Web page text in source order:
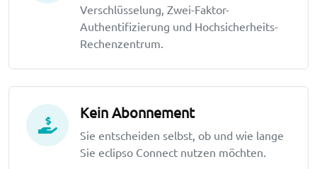
Verschlüsselung, Zwei-Faktor-
Authentifizierung und Hochsicherheits-
Rechenzentrum.
Kein Abonnement
Sie entscheiden selbst, ob und wie lange
Sie eclipso Connect nutzen möchten.